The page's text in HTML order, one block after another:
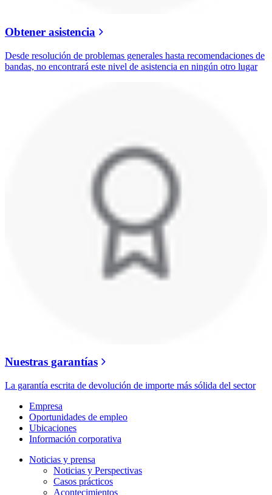
Obtener asistencia
Desde resolución de problemas generales hasta recomendaciones de
bandas, no encontrará este nivel de asistencia en ningún otro lugar
Nuestras garantías
La garantía escrita de devolución de importe más sólida del sector
Empresa
Oportunidades de empleo
Ubicaciones
Información corporativa
Noticias y prensa
Noticias y Perspectivas
Casos prácticos
Acontecimientos